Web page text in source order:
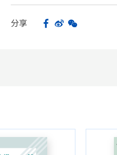
分享 Facebook
Sina Weibo
WeChat